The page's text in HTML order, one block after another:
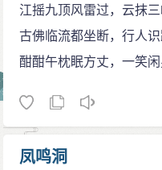
江摇九顶风雷过，云抹三
古佛临流都坐断，行人识
酣酣午枕眠方丈，一笑闲
凤鸣洞